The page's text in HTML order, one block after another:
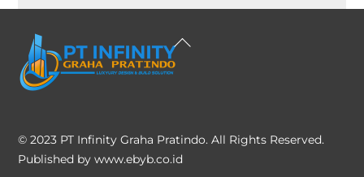
Back
© 2023 PT Infinity Graha Pratindo. All Rights Reserved.
Published bywww.ebyb.co.id